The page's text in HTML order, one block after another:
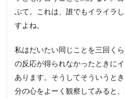
ぶて。これは、誰でもイライラ
すよね。
私はだいたい同じことを三回く
の反応が得られなかったときに
あります。そうしてそういうと
分の心をよーく観察してみると